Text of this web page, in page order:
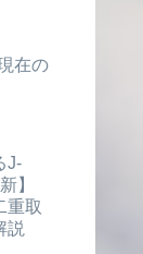
在の
J-
】
重取
説